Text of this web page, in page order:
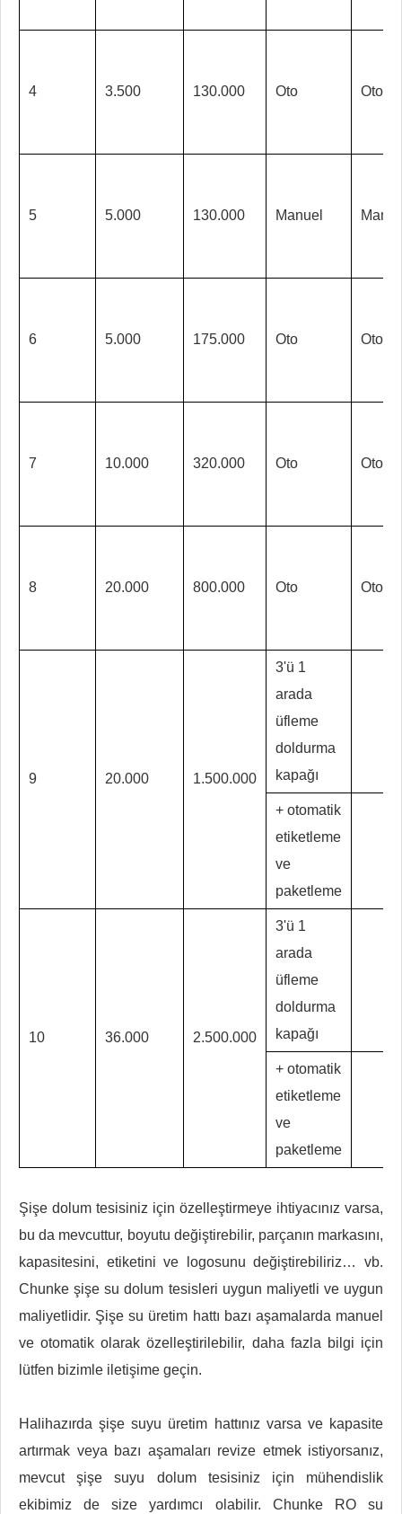
4 3.500 130.000 Oto Oto
5 5.000 130.000 Manuel
6 5.000 175.000 Oto Oto
7 10.000 320.000 Oto Oto
8 20.000 800.000 Oto Oto
9 20.000 1.500.000
3'ü 1
arada
üfleme
doldurma
kapağı
+ otomatik
etiketleme
ve
paketleme
10 36.000 2.500.000
3'ü 1
arada
üfleme
doldurma
kapağı
+ otomatik
etiketleme
ve
paketleme
Şişe dolum tesisiniz için özelleştirmeye ihtiyacınız varsa,
bu da mevcuttur, boyutu değiştirebilir, parçanın markasını,
kapasitesini, etiketini ve logosunu değiştirebiliriz… vb.
Chunke şişe su dolum tesisleri uygun maliyetli ve uygun
maliyetlidir. Şişe su üretim hattı bazı aşamalarda manuel
ve otomatik olarak özelleştirilebilir, daha fazla bilgi için
lütfen bizimle iletişime geçin.
Halihazırda şişe suyu üretim hattınız varsa ve kapasite
artırmak veya bazı aşamaları revize etmek istiyorsanız,
mevcut şişe suyu dolum tesisiniz için mühendislik
ekibimiz de size yardımcı olabilir. Chunke RO su